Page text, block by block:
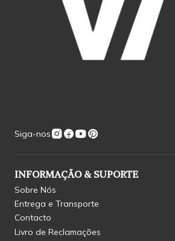
Siga-nos
INFORMAÇÃO & SUPORTE
Sobre Nós
Entrega e Transporte
Contacto
Livro de Reclamações